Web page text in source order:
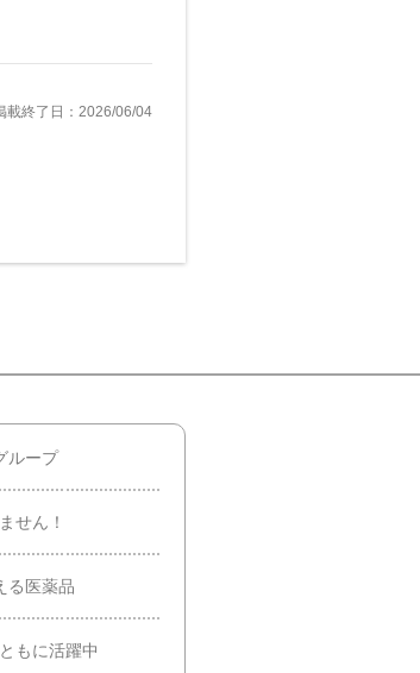
載終了日：2026/06/04
ループ
せん！
る医薬品
もに活躍中